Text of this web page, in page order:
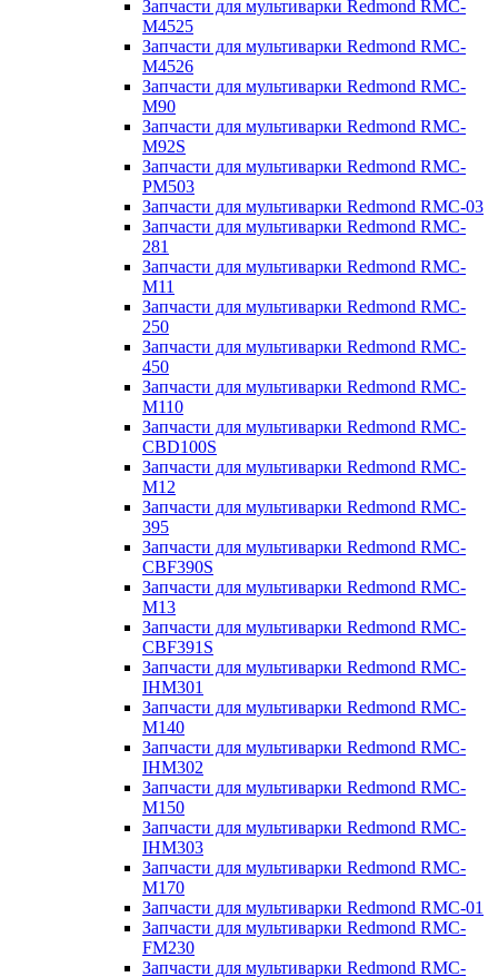
Запчасти для мультиварки Redmond RMC-
M4525
Запчасти для мультиварки Redmond RMC-
M4526
Запчасти для мультиварки Redmond RMC-
M90
Запчасти для мультиварки Redmond RMC-
M92S
Запчасти для мультиварки Redmond RMC-
PM503
Запчасти для мультиварки Redmond RMC-03
Запчасти для мультиварки Redmond RMC-
281
Запчасти для мультиварки Redmond RMC-
M11
Запчасти для мультиварки Redmond RMC-
250
Запчасти для мультиварки Redmond RMC-
450
Запчасти для мультиварки Redmond RMC-
M110
Запчасти для мультиварки Redmond RMC-
CBD100S
Запчасти для мультиварки Redmond RMC-
M12
Запчасти для мультиварки Redmond RMC-
395
Запчасти для мультиварки Redmond RMC-
CBF390S
Запчасти для мультиварки Redmond RMC-
M13
Запчасти для мультиварки Redmond RMC-
CBF391S
Запчасти для мультиварки Redmond RMC-
IHM301
Запчасти для мультиварки Redmond RMC-
M140
Запчасти для мультиварки Redmond RMC-
IHM302
Запчасти для мультиварки Redmond RMC-
M150
Запчасти для мультиварки Redmond RMC-
IHM303
Запчасти для мультиварки Redmond RMC-
M170
Запчасти для мультиварки Redmond RMC-01
Запчасти для мультиварки Redmond RMC-
FM230
Запчасти для мультиварки Redmond RMC-